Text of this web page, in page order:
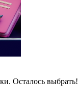
Осталось выбрать!